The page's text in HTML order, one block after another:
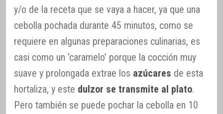
y/o de la receta que se vaya a hacer, ya que una
cebolla pochada durante 45 minutos, como se
requiere en algunas preparaciones culinarias, es
casi como un ‘caramelo’ porque la cocción muy
suave y prolongada extrae los azúcares de esta
hortaliza, y este dulzor se transmite al plato.
Pero también se puede pochar la cebolla en 10